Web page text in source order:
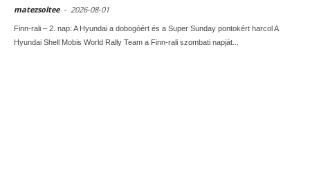
matezsoltee - 2026-08-01
Finn-rali – 2. nap: A Hyundai a dobogóért és a Super Sunday pontokért harcol A
Hyundai Shell Mobis World Rally Team a Finn-rali szombati napját...